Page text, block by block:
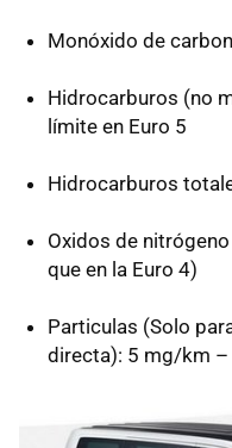
Monóxido de
Hidrocarburos (no
límite en Euro 5
Hidrocarburos
Oxidos de
que en la Euro 4)
Particulas (Solo
directa): 5 mg/km –